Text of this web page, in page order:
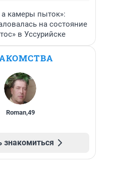
камеры пыток»:
на состояние
в Уссурийске
Roman,49
знакомиться